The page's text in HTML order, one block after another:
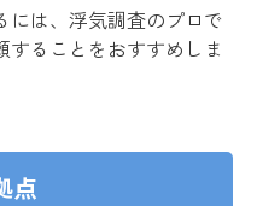
には、浮気調査のプロで
することをおすすめしま
点